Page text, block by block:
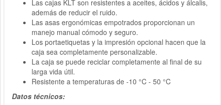
Las cajas KLT son resistentes a aceites, ácidos y álcalis,
además de reducir el ruido.
Las asas ergonómicas empotrados proporcionan un
manejo manual cómodo y seguro.
Los portaetiquetas y la impresión opcional hacen que la
caja sea completamente personalizable.
La caja se puede reciclar completamente al final de su
larga vida útil.
Resistente a temperaturas de -10 °C - 50 °C
Datos técnicos: